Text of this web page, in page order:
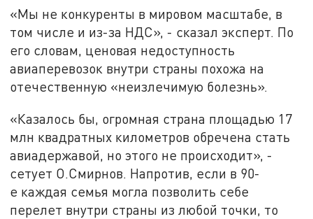
«Мы не конкуренты в мировом масштабе, в
том числе и из-за НДС», - сказал эксперт. По
его словам, ценовая недоступность
авиаперевозок внутри страны похожа на
отечественную «неизлечимую болезнь».
«Казалось бы, огромная страна площадью 17
млн квадратных километров обречена стать
авиадержавой, но этого не происходит», -
сетует О.Смирнов. Напротив, если в 90-
е каждая семья могла позволить себе
перелет внутри страны из любой точки, то